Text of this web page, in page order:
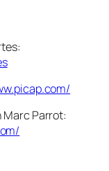
Marc Parrot: